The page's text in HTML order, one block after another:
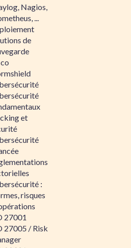
Nagios,
...
de
et
:
risques
27001
27005 / Risk